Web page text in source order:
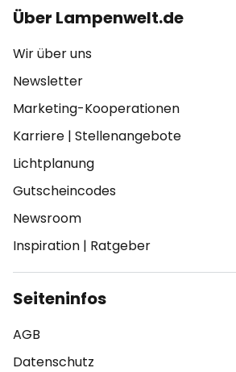
Über Lampenwelt.de
Wir über uns
Newsletter
Marketing-Kooperationen
Karriere | Stellenangebote
Lichtplanung
Gutscheincodes
Newsroom
Inspiration | Ratgeber
Seiteninfos
AGB
Datenschutz